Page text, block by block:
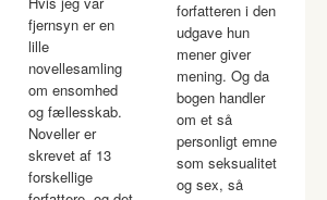
fjernsyn er en
lille
novellesamling
om ensomhed
og fællesskab.
Noveller er
skrevet af 13
forskellige
forfatteren i den
udgave hun
mener giver
mening. Og da
bogen handler
om et så
personligt emne
som seksualitet
og sex, så